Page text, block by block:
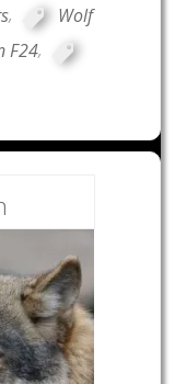
,
Wolf
F24,